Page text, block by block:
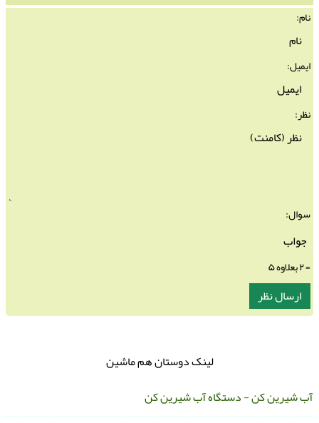
نام:
ایمیل:
نظر:
سوال:
لینک دوستان هم ماشین
شیرین کن - دستگاه آب شیرین کن